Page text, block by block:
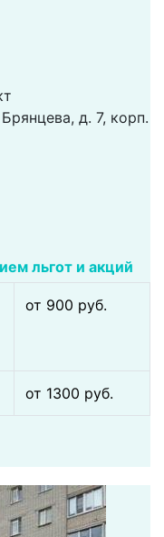
д. 7, корп.
льгот и акций
от 900 pуб.
от 1300 pуб.